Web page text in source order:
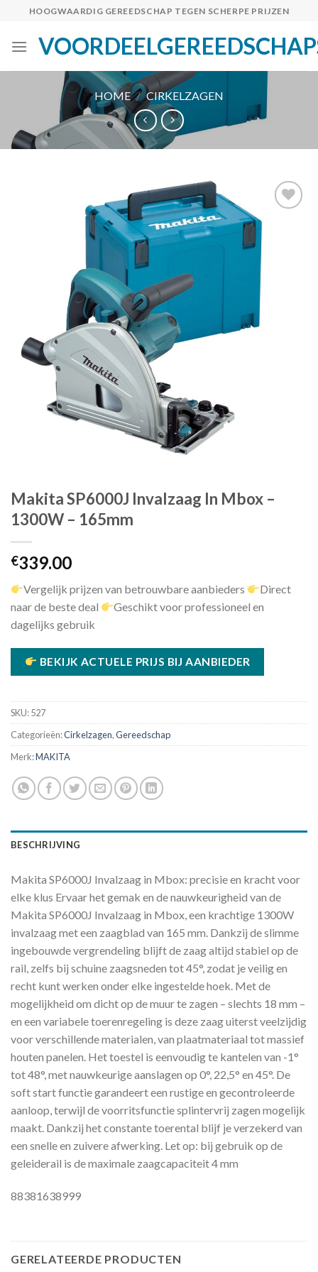
content
HOOGWAARDIG GEREEDSCHAP TEGEN SCHERPE PRIJZEN
HOME / CIRKELZAGEN
Toevoegen
verlanglijst
Makita SP6000J Invalzaag In Mbox –
1300W – 165mm
€339.00
Vergelijk prijzen van betrouwbare aanbieders
Direct
naar de beste deal
Geschikt voor professioneel en
dagelijks gebruik
BEKIJK ACTUELE PRIJS BIJ AANBIEDER
SKU:527
Categorieën:Cirkelzagen,Gereedschap
Merk:MAKITA
BESCHRIJVING
Makita SP6000J Invalzaag in Mbox: precisie en kracht voor
elke klus Ervaar het gemak en de nauwkeurigheid van de
Makita SP6000J Invalzaag in Mbox, een krachtige 1300W
invalzaag met een zaagblad van 165 mm. Dankzij de slimme
ingebouwde vergrendeling blijft de zaag altijd stabiel op de
rail, zelfs bij schuine zaagsneden tot 45°, zodat je veilig en
recht kunt werken onder elke ingestelde hoek. Met de
mogelijkheid om dicht op de muur te zagen – slechts 18 mm –
en een variabele toerenregeling is deze zaag uiterst veelzijdig
voor verschillende materialen, van plaatmateriaal tot massief
houten panelen. Het toestel is eenvoudig te kantelen van -1°
tot 48°, met nauwkeurige aanslagen op 0°, 22,5° en 45°. De
soft start functie garandeert een rustige en gecontroleerde
aanloop, terwijl de voorritsfunctie splintervrij zagen mogelijk
maakt. Dankzij het constante toerental blijf je verzekerd van
een snelle en zuivere afwerking. Let op: bij gebruik op de
geleiderail is de maximale zaagcapaciteit 4 mm
88381638999
GERELATEERDE PRODUCTEN